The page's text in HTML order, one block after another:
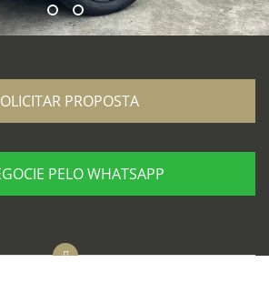
PROPOSTA
PELO WHATSAPP